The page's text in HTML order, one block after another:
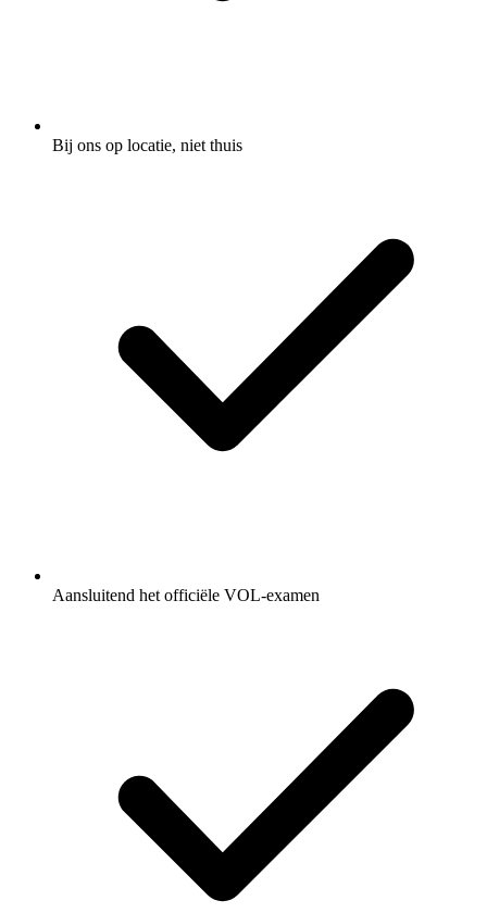
Bij ons op locatie, niet thuis
Aansluitend het officiële VOL-examen